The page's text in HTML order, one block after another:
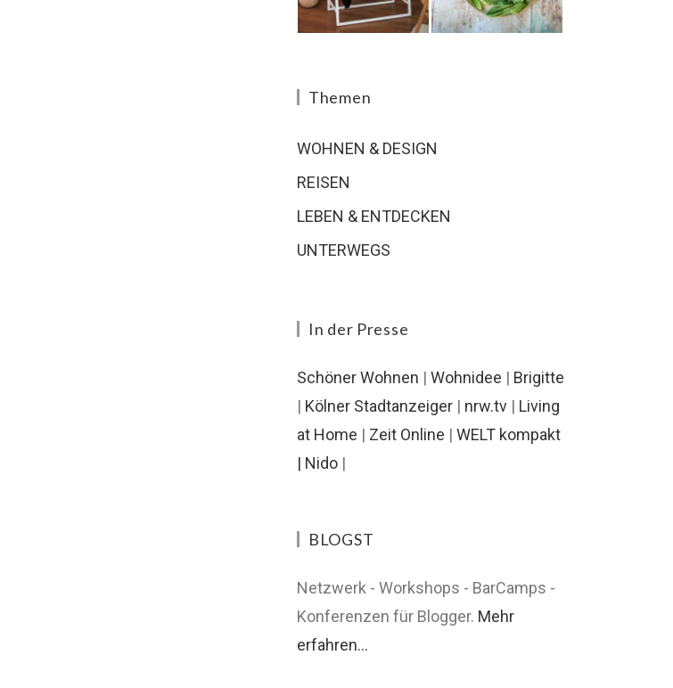
Themen
WOHNEN & DESIGN
REISEN
LEBEN & ENTDECKEN
UNTERWEGS
In der Presse
Schöner Wohnen | Wohnidee | Brigitte
| Kölner Stadtanzeiger | nrw.tv | Living
at Home | Zeit Online | WELT kompakt
| Nido |
BLOGST
Netzwerk - Workshops - BarCamps -
Konferenzen für Blogger. Mehr
erfahren...